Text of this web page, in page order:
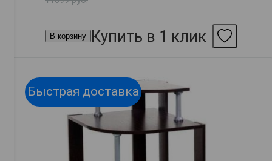
В корзину Купить в 1 клик
Быстрая доставка